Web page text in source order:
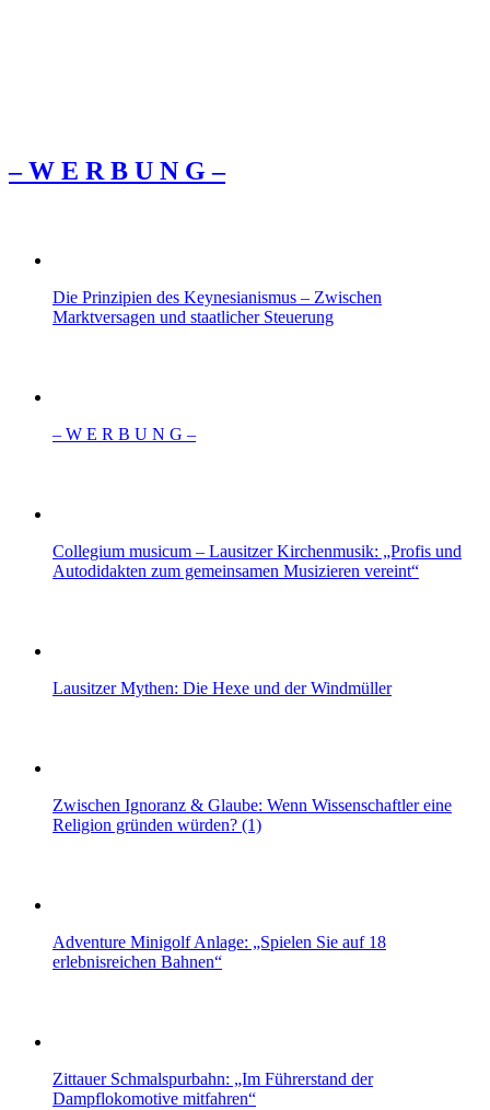
– W Ε R Β U Ν G –
Die Prinzipien des Keynesianismus – Zwischen
Marktversagen und staatlicher Steuerung
– W Ε R Β U Ν G –
Collegium musicum – Lausitzer Kirchenmusik: „Profis und
Autodidakten zum gemeinsamen Musizieren vereint“
Lausitzer Mythen: Die Hexe und der Windmüller
Zwischen Ignoranz & Glaube: Wenn Wissenschaftler eine
Religion gründen würden? (1)
Adventure Minigolf Anlage: „Spielen Sie auf 18
erlebnisreichen Bahnen“
Zittauer Schmalspurbahn: „Im Führerstand der
Dampflokomotive mitfahren“